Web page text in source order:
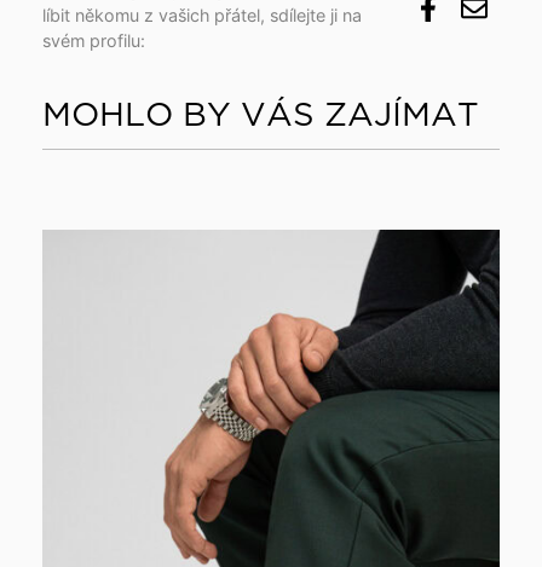
líbit někomu z vašich přátel, sdílejte ji na
svém profilu:
MOHLO BY VÁS ZAJÍMAT